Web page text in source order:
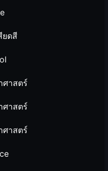
ยดสี
ศาสตร์
ศาสตร์
ศาสตร์